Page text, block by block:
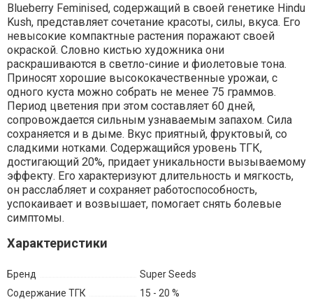
Blueberry Feminised, содержащий в своей генетике Hindu
Kush, представляет сочетание красоты, силы, вкуса. Его
невысокие компактные растения поражают своей
окраской. Словно кистью художника они
раскрашиваются в светло-синие и фиолетовые тона.
Приносят хорошие высококачественные урожаи, с
одного куста можно собрать не менее 75 граммов.
Период цветения при этом составляет 60 дней,
сопровождается сильным узнаваемым запахом. Сила
сохраняется и в дыме. Вкус приятный, фруктовый, со
сладкими нотками. Содержащийся уровень ТГК,
достигающий 20%, придает уникальности вызываемому
эффекту. Его характеризуют длительность и мягкость,
он расслабляет и сохраняет работоспособность,
успокаивает и возвышает, помогает снять болевые
симптомы.
Характеристики
Бренд
Super Seeds
Содержание ТГК
15 - 20 %